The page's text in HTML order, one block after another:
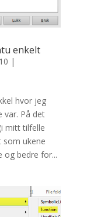
enkelt
|
hvor jeg
var. På det
mitt tilfelle
som ukene
og bedre for...